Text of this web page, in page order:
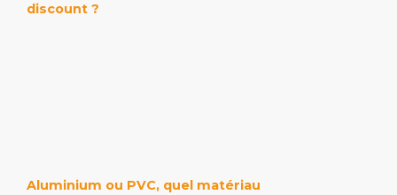
discount ?
Aluminium ou PVC, quel matériau